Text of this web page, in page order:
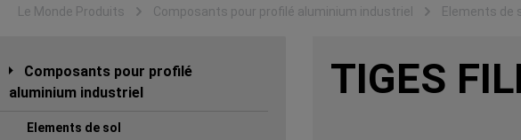
Le Monde Produits Composants pour profilé aluminium industriel Elements de
Composants pour profilé
aluminium industriel
Elements de sol
TIGES